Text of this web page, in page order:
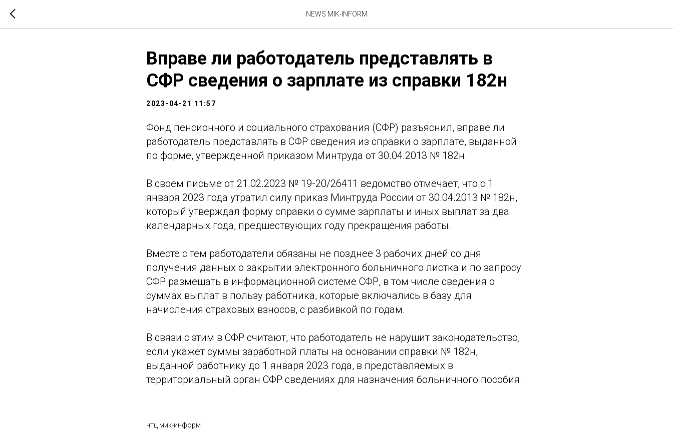
NEWS MIK-INFORM
Вправе ли работодатель представлять в
СФР сведения о зарплате из справки 182н
2023-04-21 11:57
Фонд пенсионного и социального страхования (СФР) разъяснил, вправе ли
работодатель представлять в СФР сведения из справки о зарплате, выданной
по форме, утвержденной приказом Минтруда от 30.04.2013 № 182н.
В своем письме от 21.02.2023 № 19-20/26411 ведомство отмечает, что с 1
января 2023 года утратил силу приказ Минтруда России от 30.04.2013 № 182н,
который утверждал форму справки о сумме зарплаты и иных выплат за два
календарных года, предшествующих году прекращения работы.
Вместе с тем работодатели обязаны не позднее 3 рабочих дней со дня
получения данных о закрытии электронного больничного листка и по запросу
СФР размещать в информационной системе СФР, в том числе сведения о
суммах выплат в пользу работника, которые включались в базу для
начисления страховых взносов, с разбивкой по годам.
В связи с этим в СФР считают, что работодатель не нарушит законодательство,
если укажет суммы заработной платы на основании справки № 182н,
выданной работнику до 1 января 2023 года, в представляемых в
территориальный орган СФР сведениях для назначения больничного пособия.
нтц мик-информ